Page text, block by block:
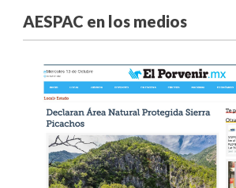
AESPAC en los medios